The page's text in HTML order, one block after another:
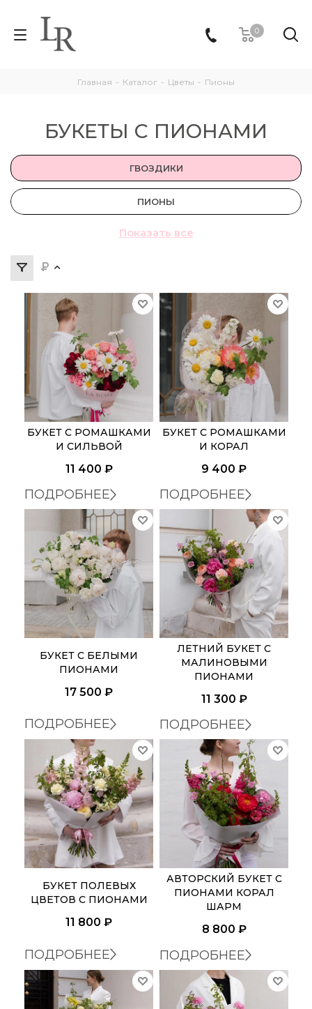
0
Главная - Каталог - Цветы - Пионы
БУКЕТЫ С ПИОНАМИ
ГВОЗДИКИ
ГОРТЕНЗИИ
ПИОНЫ
РОМАШКИ
ТЮЛЬПАНЫ
ХРИЗАНТЕМА КУСТОВАЯ
Показать все
БУКЕТ С РОМАШКАМИ
И СИЛЬВОЙ
11 400 ₽
ПОДРОБНЕЕ
БУКЕТ С РОМАШКАМИ
И КОРАЛ
9 400 ₽
ПОДРОБНЕЕ
БУКЕТ С БЕЛЫМИ
ПИОНАМИ
17 500 ₽
ПОДРОБНЕЕ
ЛЕТНИЙ БУКЕТ С
МАЛИНОВЫМИ
ПИОНАМИ
11 300 ₽
ПОДРОБНЕЕ
БУКЕТ ПОЛЕВЫХ
ЦВЕТОВ С ПИОНАМИ
11 800 ₽
ПОДРОБНЕЕ
АВТОРСКИЙ БУКЕТ С
ПИОНАМИ КОРАЛ
ШАРМ
8 800 ₽
ПОДРОБНЕЕ